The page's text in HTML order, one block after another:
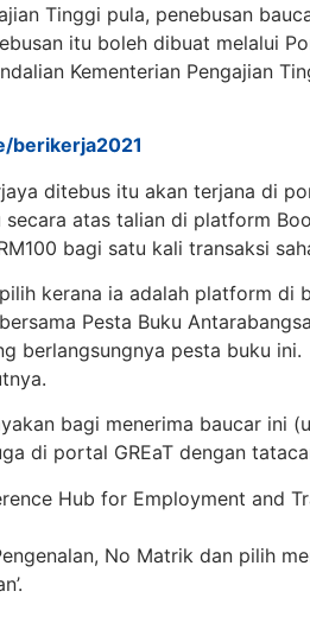
Tinggi pula, penebusan
itu boleh dibuat melalui
Kementerian Pengajian
berikerja2021
ditebus itu akan terjana di
atas talian di platform
bagi satu kali transaksi
kerana ia adalah platform di
Pesta Buku
berlangsungnya pesta buku
bagi menerima baucar ini
di portal GREaT dengan
Hub for Employment and
No Matrik dan pilih